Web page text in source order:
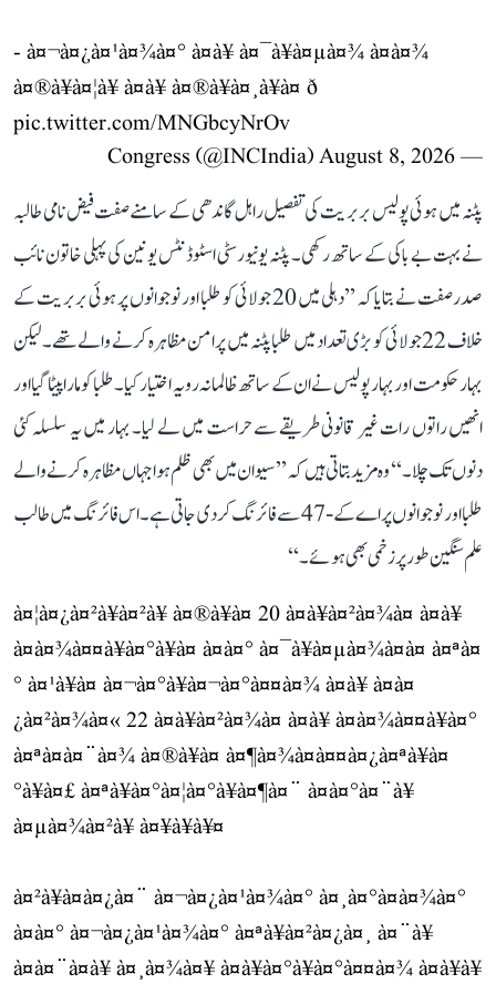
- à¤¬à¤¿à¤¹à¤¾à¤° à¤à¥ à¤¯à¥à¤µà¤¾ à¤à¤¾
à¤®à¥à¤¦à¥ à¤à¥ à¤®à¥à¤¸à¥à¤ ð
pic.twitter.com/MNGbcyNrOv
— Congress (@INCIndia)
August 8, 2026
پٹنہ میں ہوئی پولیس بربریت کی تفصیل راہل گاندھی کے سامنے صفت فیض نامی طالبہ
نے بہت بے باکی کے ساتھ رکھی۔ پٹنہ یونیورسٹی اسٹوڈنٹس یونین کی پہلی خاتون نائب
صدر صفت نے بتایا کہ ’’دہلی میں 20 جولائی کو طلبا اور نوجوانوں پر ہوئی بربریت کے
خلاف 22 جولائی کو بڑی تعداد میں طلبا پٹنہ میں پرامن مظاہرہ کرنے والے تھے۔ لیکن
بہار حکومت اور بہار پولیس نے ان کے ساتھ ظالمانہ رویہ اختیار کیا۔ طلبا کو مارا پیٹا گیا اور
انھیں راتوں رات غیر قانونی طریقے سے حراست میں لے لیا۔ بہار میں یہ سلسلہ کئی
دنوں تک چلا۔‘‘ وہ مزید بتاتی ہیں کہ ’’سیوان میں بھی ظلم ہوا جہاں مظاہرہ کرنے والے
طلبا اور نوجوانوں پر اے کے-47 سے فائرنگ کر دی جاتی ہے۔ اس فائرنگ میں طالب
علم سنگین طور پر زخمی بھی ہوئے۔‘‘
à¤¦à¤¿à¤²à¥à¤²à¥ à¤®à¥à¤ 20 à¤à¥à¤²à¤¾à¤ à¤à¥
à¤à¤¾à¤¤à¥à¤°à¥à¤ à¤à¤° à¤¯à¥à¤µà¤¾à¤à¤ à¤ªà¤
° à¤¹à¥à¤ à¤¬à¤°à¥à¤¬à¤°à¤¤à¤¾ à¤à¥ à¤à¤
¿à¤²à¤¾à¤« 22 à¤à¥à¤²à¤¾à¤ à¤à¥ à¤à¤¾à¤¤à¥à¤°
à¤ªà¤à¤¨à¤¾ à¤®à¥à¤ à¤¶à¤¾à¤à¤¤à¤¿à¤ªà¥à¤
°à¥à¤£ à¤ªà¥à¤°à¤¦à¤°à¥à¤¶à¤¨ à¤à¤°à¤¨à¥
à¤µà¤¾à¤²à¥ à¤¥à¥à¥¤
à¤²à¥à¤à¤¿à¤¨ à¤¬à¤¿à¤¹à¤¾à¤° à¤¸à¤°à¤à¤¾à¤°
à¤à¤° à¤¬à¤¿à¤¹à¤¾à¤° à¤ªà¥à¤²à¤¿à¤¸ à¤¨à¥
à¤à¤¨à¤à¥ à¤¸à¤¾à¤¥ à¤à¥à¤°à¥à¤°à¤¤à¤¾ à¤à¥à¥